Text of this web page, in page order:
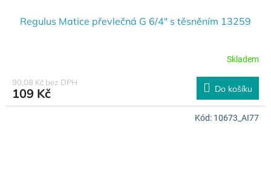
Regulus Matice převlečná G 6/4" s těsněním 13259
Skladem
90,08 Kč bez DPH
109 Kč Do košíku
Kód: 10673_AI77